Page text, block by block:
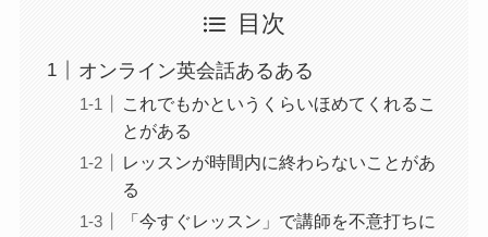
目次
オンライン英会話あるある
これでもかというくらいほめてくれるこ
とがある
レッスンが時間内に終わらないことがあ
る
「今すぐレッスン」で講師を不意打ちに